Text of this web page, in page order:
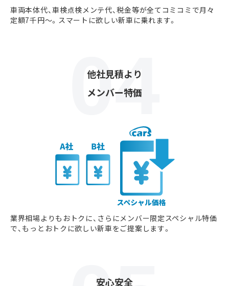
車両本体代、車検点検メンテ代、税金等が全てコミコミで月々
定額7千円〜。スマートに欲しい新車に乗れます。
他社見積より
メンバー特価
業界相場よりもおトクに、さらにメンバー限定スペシャル特価
で、もっとおトクに欲しい新車をご提案します。
安心安全